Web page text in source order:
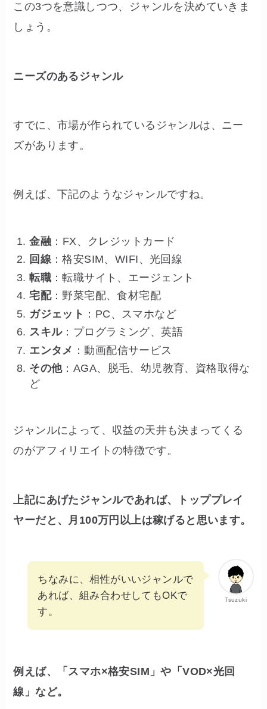
この3つを意識しつつ、ジャンルを決めていきま
しょう。
ニーズのあるジャンル
すでに、市場が作られているジャンルは、ニー
ズがあります。
例えば、下記のようなジャンルですね。
金融 ：FX、クレジットカード
回線 ：格安SIM、WIFI、光回線
転職 ：転職サイト、エージェント
宅配：野菜宅配、食材宅配
ガジェット ：PC、スマホなど
スキル：プログラミング、英語
エンタメ ：動画配信サービス
その他：AGA、脱毛、幼児教育、資格取得な
ど
ジャンルによって、収益の天井も決まってくる
のがアフィリエイトの特徴です。
上記にあげたジャンルであれば、トッププレイ
ヤーだと、月100万円以上は稼げると思います。
Tsuzuki
ちなみに、相性がいいジャンルで
あれば、組み合わせしてもOKで
す。
例えば、「スマホ×格安SIM」や「VOD×光回
線」など。